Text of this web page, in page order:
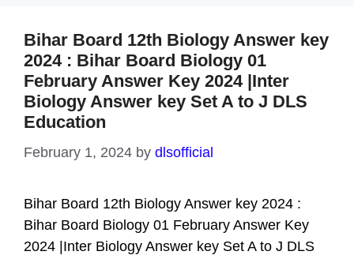
Bihar Board 12th Biology Answer key
2024 : Bihar Board Biology 01
February Answer Key 2024 |Inter
Biology Answer key Set A to J DLS
Education
February 1, 2024 by dlsofficial
Bihar Board 12th Biology Answer key 2024 :
Bihar Board Biology 01 February Answer Key
2024 |Inter Biology Answer key Set A to J DLS